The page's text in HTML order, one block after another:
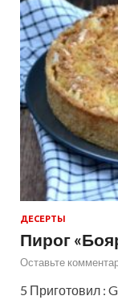
ДЕСЕРТЫ
Пирог
Оставьте
5 Приготовил :